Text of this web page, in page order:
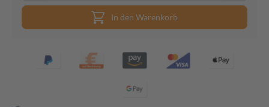
In den Warenkorb